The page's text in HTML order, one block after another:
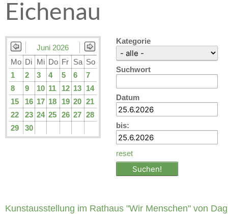
Eichenau
Juni 2026
Mo Di Mi Do Fr Sa So
1
2 3 4 5 6
7
8
9 10 11 12 13 14
15
16 17 18 19 20 21
22
23 24 25 26 27 28
29
30
Kategorie
Suchwort
Datum
bis:
reset
Kunstausstellung im Rathaus "Wir Menschen" von